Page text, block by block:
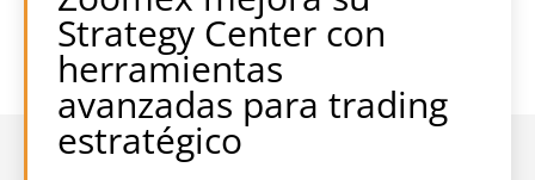
Strategy Center con
herramientas
avanzadas para trading
estratégico